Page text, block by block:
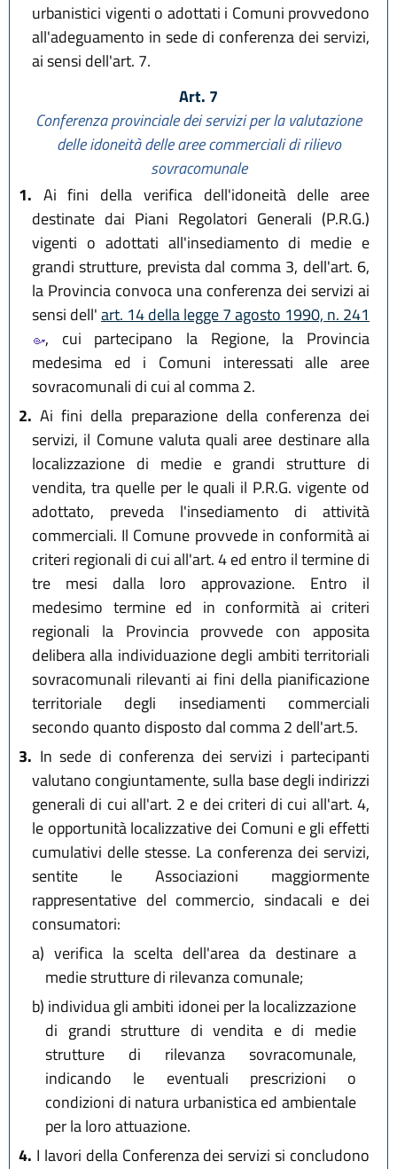
urbanistici vigenti o adottati i Comuni provvedono
all'adeguamento in sede di conferenza dei servizi,
ai sensi dell'art. 7.
Art. 7
Conferenza provinciale dei servizi per la valutazione
delle idoneitàdelle aree commerciali di rilievo
sovracomunale
1. Ai fini della verifica dell'idoneità delle aree
destinate dai Piani Regolatori Generali (P.R.G.)
vigenti o adottati all'insediamento di medie e
grandi strutture, prevista dal comma 3, dell'art. 6,
la Provincia convoca una conferenza dei servizi ai
sensi dell'art. 14 della legge 7 agosto 1990, n. 241
, cui partecipano la Regione, la Provincia
medesima ed i Comuni interessati alle aree
sovracomunali di cui al comma 2.
2. Ai fini della preparazione della conferenza dei
servizi, il Comune valuta quali aree destinare alla
localizzazione di medie e grandi strutture di
vendita, tra quelle per le quali il P.R.G. vigente od
adottato, preveda l'insediamento di attività
commerciali. Il Comune provvede in conformità ai
criteri regionali di cui all'art. 4 ed entro il termine di
tre mesi dalla loro approvazione. Entro il
medesimo termine ed in conformità ai criteri
regionali la Provincia provvede con apposita
delibera alla individuazione degli ambiti territoriali
sovracomunali rilevanti ai fini della pianificazione
territoriale degli insediamenti commerciali
secondo quanto disposto dal comma 2 dell'art.5.
3. In sede di conferenza dei servizi i partecipanti
valutano congiuntamente, sulla base degli indirizzi
generali di cui all'art. 2 e dei criteri di cui all'art. 4,
le opportunità localizzative dei Comuni e gli effetti
cumulativi delle stesse. La conferenza dei servizi,
sentite le Associazioni maggiormente
rappresentative del commercio, sindacali e dei
consumatori:
a) verifica la scelta dell'area da destinare a
medie strutture di rilevanza comunale;
b) individua gli ambiti idonei per la localizzazione
di grandi strutture di vendita e di medie
strutture di rilevanza sovracomunale,
indicando le eventuali prescrizioni o
condizioni di natura urbanistica ed ambientale
per la loro attuazione.
4. I lavori della Conferenza dei servizi si concludono